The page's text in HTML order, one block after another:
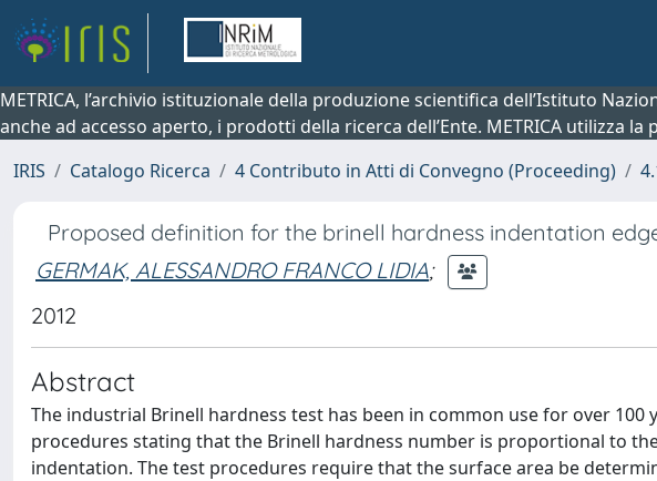
METRICA, l’archivio istituzionale della produzione scientifica dell’Istituto
anche ad accesso aperto, i prodotti della ricerca dell’Ente. METRICA utilizza
IRIS
Catalogo Ricerca 4 Contributo in Atti di Convegno (Proceeding)
Proposed definition for the brinell hardness indentation
GERMAK, ALESSANDRO FRANCO LIDIA;
2012
Abstract
The industrial Brinell hardness test has been in common use for over 100
procedures stating that the Brinell hardness number is proportional to
indentation. The test procedures require that the surface area be